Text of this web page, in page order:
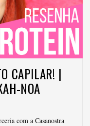
CAPILAR! |
NOA
com a Casanostra